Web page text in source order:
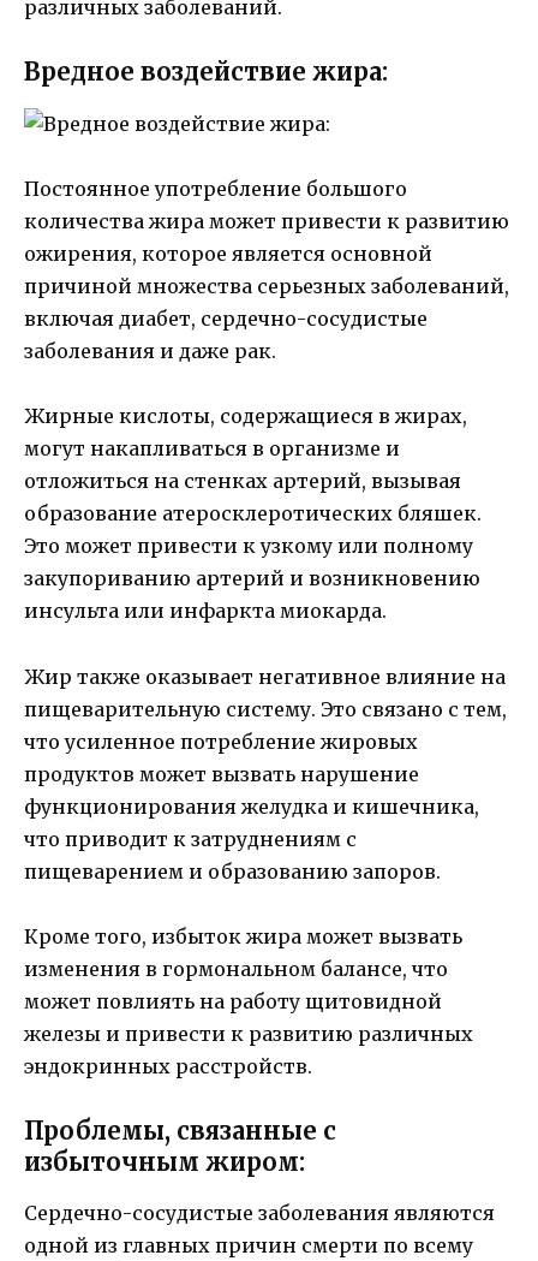
различных заболеваний.
Вредное воздействие жира:
Постоянное употребление большого
количества жира может привести к развитию
ожирения, которое является основной
причиной множества серьезных заболеваний,
включая диабет, сердечно-сосудистые
заболевания и даже рак.
Жирные кислоты, содержащиеся в жирах,
могут накапливаться в организме и
отложиться на стенках артерий, вызывая
образование атеросклеротических бляшек.
Это может привести к узкому или полному
закупориванию артерий и возникновению
инсульта или инфаркта миокарда.
Жир также оказывает негативное влияние на
пищеварительную систему. Это связано с тем,
что усиленное потребление жировых
продуктов может вызвать нарушение
функционирования желудка и кишечника,
что приводит к затруднениям с
пищеварением и образованию запоров.
Кроме того, избыток жира может вызвать
изменения в гормональном балансе, что
может повлиять на работу щитовидной
железы и привести к развитию различных
эндокринных расстройств.
Проблемы, связанные с
избыточным жиром:
Сердечно-сосудистые заболевания являются
одной из главных причин смерти по всему